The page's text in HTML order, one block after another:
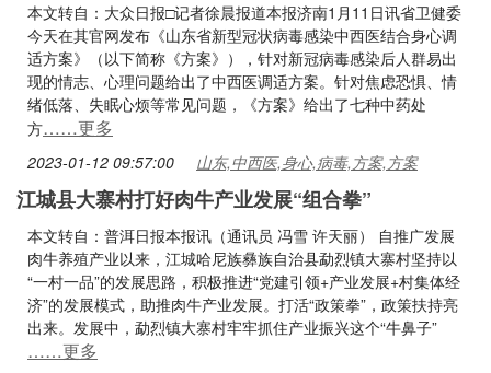
本文转自：大众日报□记者徐晨报道本报济南1月11日讯省卫健委
今天在其官网发布《山东省新型冠状病毒感染中西医结合身心调
适方案》（以下简称《方案》），针对新冠病毒感染后人群易出
现的情志、心理问题给出了中西医调适方案。针对焦虑恐惧、情
绪低落、失眠心烦等常见问题，《方案》给出了七种中药处
方……更多
2023-01-12 09:57:00 山东,中西医,身心,病毒,方案,方案
江城县大寨村打好肉牛产业发展“组合拳”
本文转自：普洱日报本报讯（通讯员 冯雪 许天丽） 自推广发展
肉牛养殖产业以来，江城哈尼族彝族自治县勐烈镇大寨村坚持以
“一村一品”的发展思路，积极推进“党建引领+产业发展+村集体经
济”的发展模式，助推肉牛产业发展。打活“政策拳”，政策扶持亮
出来。发展中，勐烈镇大寨村牢牢抓住产业振兴这个“牛鼻子”
……更多